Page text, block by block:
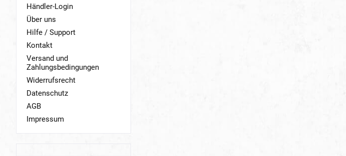
Händler-Login
Über uns
Hilfe / Support
Kontakt
Versand und
Zahlungsbedingungen
Widerrufsrecht
Datenschutz
AGB
Impressum